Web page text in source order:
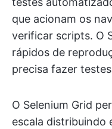
que acionam os
verificar scripts. O
rápidos de
precisa fazer
O Selenium Grid
escala distribuindo